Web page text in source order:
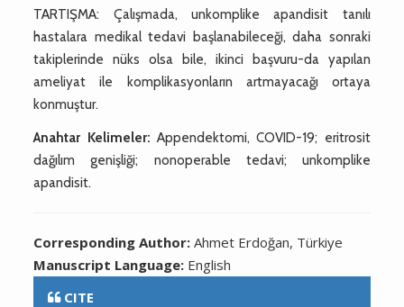
TARTIŞMA: Çalışmada, unkomplike apandisit tanılı
hastalara medikal tedavi başlanabileceği, daha sonraki
takiplerinde nüks olsa bile, ikinci başvuru-da yapılan
ameliyat ile komplikasyonların artmayacağı ortaya
konmuştur.
Anahtar Kelimeler: Appendektomi, COVID-19; eritrosit
dağılım genişliği; nonoperable tedavi; unkomplike
apandisit.
Corresponding Author:Ahmet Erdoğan, Türkiye
Manuscript Language: English
CITE